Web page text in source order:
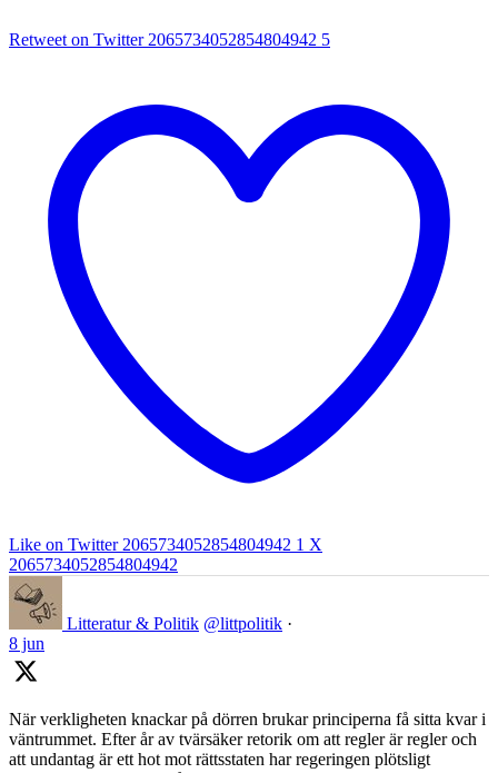
Retweet on Twitter 2065734052854804942 5
Like on Twitter 2065734052854804942 1 X
2065734052854804942
Litteratur & Politik @littpolitik ·
8 jun
När verkligheten knackar på dörren brukar principerna få sitta kvar i
väntrummet. Efter år av tvärsäker retorik om att regler är regler och
att undantag är ett hot mot rättsstaten har regeringen plötsligt